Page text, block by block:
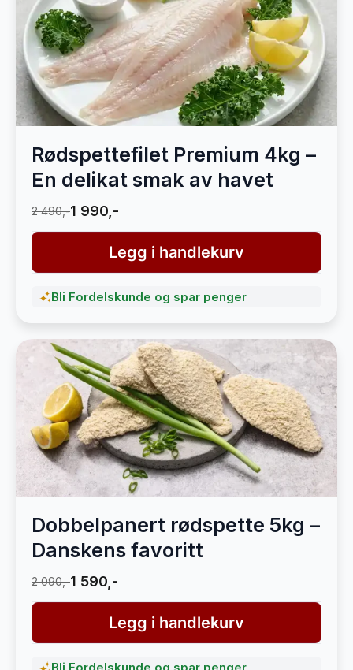
Rødspettefilet Premium 4kg –
En delikat smak av havet
2 490,-1 990,-
Legg i handlekurv
Bli Fordelskunde og spar penger
Dobbelpanert rødspette 5kg –
Danskens favoritt
2 090,-1 590,-
Legg i handlekurv
Bli Fordelskunde og spar penger